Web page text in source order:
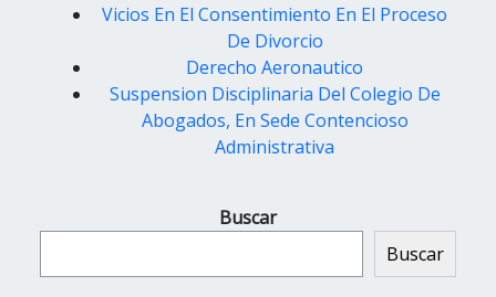
Vicios En El Consentimiento En El Proceso
De Divorcio
Derecho Aeronautico
Suspension Disciplinaria Del Colegio De
Abogados, En Sede Contencioso
Administrativa
Buscar
Buscar